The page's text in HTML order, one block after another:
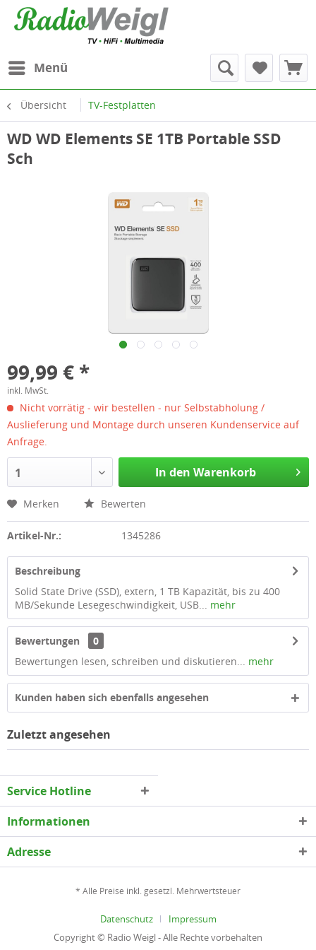
Menü
Übersicht TV-Festplatten
WD WD Elements SE 1TB Portable SSD
Sch
99,99 € *
inkl. MwSt.
Nicht vorrätig - wir bestellen - nur Selbstabholung /
Auslieferung und Montage durch unseren Kundenservice auf
Anfrage.
1 In den Warenkorb
Merken Bewerten
Artikel-Nr.: 1345286
Beschreibung
Solid State Drive (SSD), extern, 1 TB Kapazität, bis zu 400
MB/Sekunde Lesegeschwindigkeit, USB... mehr
Bewertungen
0
Bewertungen lesen, schreiben und diskutieren... mehr
Kunden haben sich ebenfalls angesehen
Zuletzt angesehen
Service Hotline
Informationen
Adresse
* Alle Preise inkl. gesetzl. Mehrwertsteuer
Datenschutz
Impressum
Copyright © Radio Weigl - Alle Rechte vorbehalten